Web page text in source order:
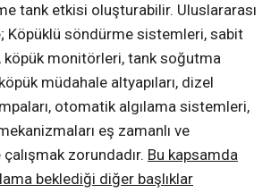
tank etkisi oluşturabilir. Uluslararası
Köpüklü söndürme sistemleri, sabit
köpük monitörleri, tank soğutma
müdahale altyapıları, dizel
otomatik algılama sistemleri,
eş zamanlı ve
zorundadır. Bu kapsamda
beklediği diğer başlıklar